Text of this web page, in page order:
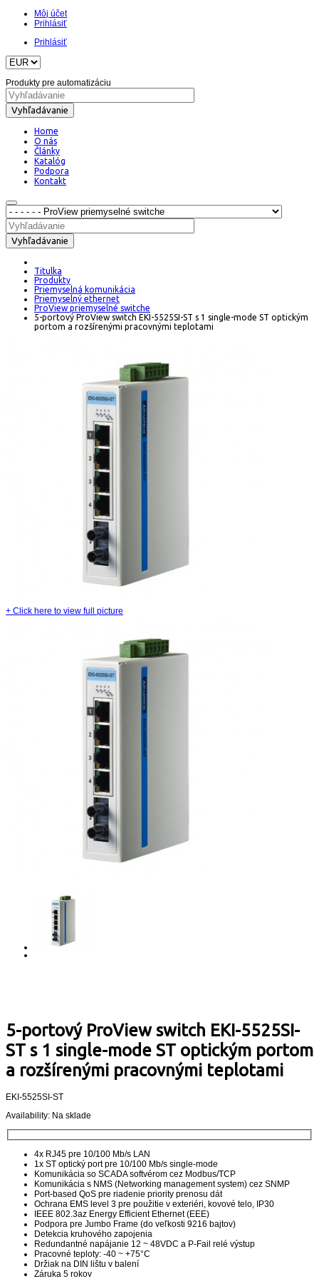
Môj účet
Prihlásiť
Prihlásiť
Produkty pre automatizáciu
Vyhľadávanie
Home
O nás
Články
Katalóg
Podpora
Kontakt
Vyhľadávanie
Titulka
Produkty
Priemyselná komunikácia
Priemyselný ethernet
ProView priemyselné switche
5-portový ProView switch EKI-5525SI-ST s 1 single-mode ST optickým
portom a rozšírenými pracovnými teplotami
+ Click here to view full picture
5-portový ProView switch EKI-5525SI-
ST s 1 single-mode ST optickým portom
a rozšírenými pracovnými teplotami
EKI-5525SI-ST
Availability: Na sklade
4x RJ45 pre 10/100 Mb/s LAN
1x ST optický port pre 10/100 Mb/s single-mode
Komunikácia so SCADA softvérom cez Modbus/TCP
Komunikácia s NMS (Networking management system) cez SNMP
Port-based QoS pre riadenie priority prenosu dát
Ochrana EMS level 3 pre použitie v exteriéri, kovové telo, IP30
IEEE 802.3az Energy Efficient Ethernet (EEE)
Podpora pre Jumbo Frame (do veľkosti 9216 bajtov)
Detekcia kruhového zapojenia
Redundantné napájanie 12 ~ 48VDC a P-Fail relé výstup
Pracovné teploty: -40 ~ +75°C
Držiak na DIN lištu v balení
Záruka 5 rokov